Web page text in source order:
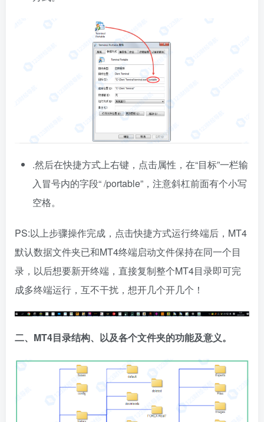
.然后在快捷方式上右键，点击属性，在“目标”一栏输
入冒号内的字段“ /portable”，注意斜杠前面有个小写
空格。
PS:以上步骤操作完成，点击快捷方式运行终端后，MT4
默认数据文件夹已和MT4终端启动文件保持在同一个目
录，以后想要新开终端，直接复制整个MT4目录即可完
成多终端运行，互不干扰，想开几个开几个！
二、MT4目录结构、以及各个文件夹的功能及意义。